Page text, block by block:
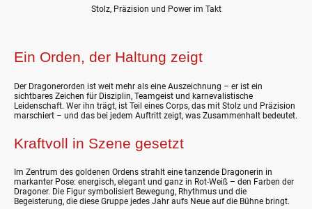
Stolz, Präzision und Power im Takt
Ein Orden, der Haltung zeigt
Der Dragonerorden ist weit mehr als eine Auszeichnung – er ist ein
sichtbares Zeichen für Disziplin, Teamgeist und karnevalistische
Leidenschaft. Wer ihn trägt, ist Teil eines Corps, das mit Stolz und Präzision
marschiert – und das bei jedem Auftritt zeigt, was Zusammenhalt bedeutet.
Kraftvoll in Szene gesetzt
Im Zentrum des goldenen Ordens strahlt eine tanzende Dragonerin in
markanter Pose: energisch, elegant und ganz in Rot-Weiß – den Farben der
Dragoner. Die Figur symbolisiert Bewegung, Rhythmus und die
Begeisterung, die diese Gruppe jedes Jahr aufs Neue auf die Bühne bringt.